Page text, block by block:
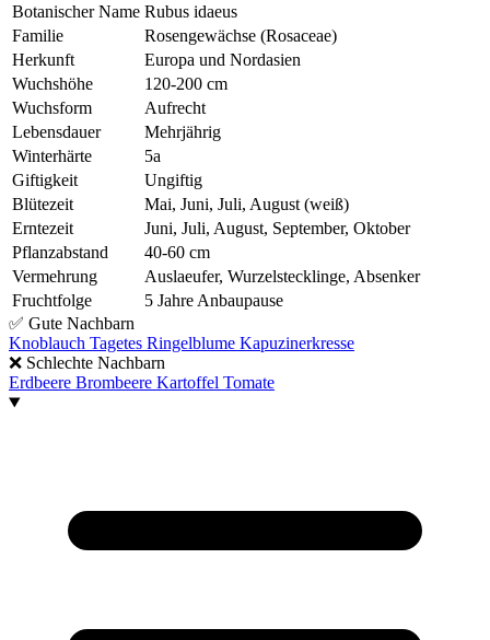
Botanischer Name Rubus idaeus
Familie
Rosengewächse (Rosaceae)
Herkunft
Europa und Nordasien
Wuchshöhe
120-200 cm
Wuchsform
Aufrecht
Lebensdauer
Mehrjährig
Winterhärte
5a
Giftigkeit
Ungiftig
Blütezeit
Mai, Juni, Juli, August (weiß)
Erntezeit
Juni, Juli, August, September, Oktober
Pflanzabstand
40-60 cm
Vermehrung
Auslaeufer, Wurzelstecklinge, Absenker
Fruchtfolge
5 Jahre Anbaupause
✅ Gute Nachbarn
Knoblauch Tagetes Ringelblume Kapuzinerkresse
❌ Schlechte Nachbarn
Erdbeere Brombeere Kartoffel Tomate